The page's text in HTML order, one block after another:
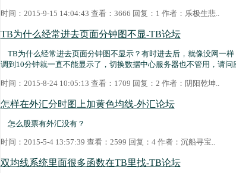
时间：2015-9-15 14:04:43 查看：3666 回复：1 作者： 乐极生悲
TB为什么经常进去页面分钟图不显-TB论坛
TB为什么经常进去页面分钟图不显示？有时进去后，就像没网一
调到10分钟就一直不能显示了，切换数据中心服务器也不管用，请问
时间：2015-8-24 10:05:13 查看：1709 回复：2 作者： 阴阳乾坤
怎样在外汇分时图上加黄色均线-外汇论坛
怎么股票有外汇没有？
时间：2015-5-4 13:57:39 查看：2599 回复：4 作者： 沉船寻宝..
双均线系统里面很多函数在TB里找-TB论坛